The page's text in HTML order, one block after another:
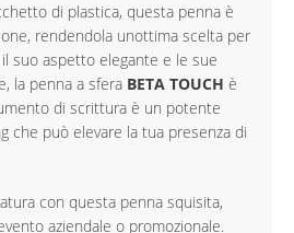
di plastica, questa penna è
rendendola unottima scelta per
suo aspetto elegante e le sue
la penna a sfera BETA TOUCH è
di scrittura è un potente
che può elevare la tua presenza di
con questa penna squisita,
aziendale o promozionale.